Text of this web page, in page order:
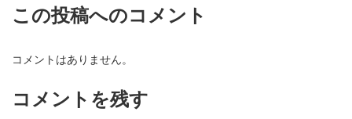
この投稿へのコメント
コメントはありません。
コメントを残す